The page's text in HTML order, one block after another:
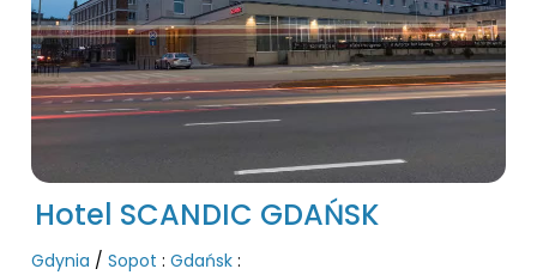
Hotel SCANDIC GDAŃSK
Gdynia / Sopot : Gdańsk :